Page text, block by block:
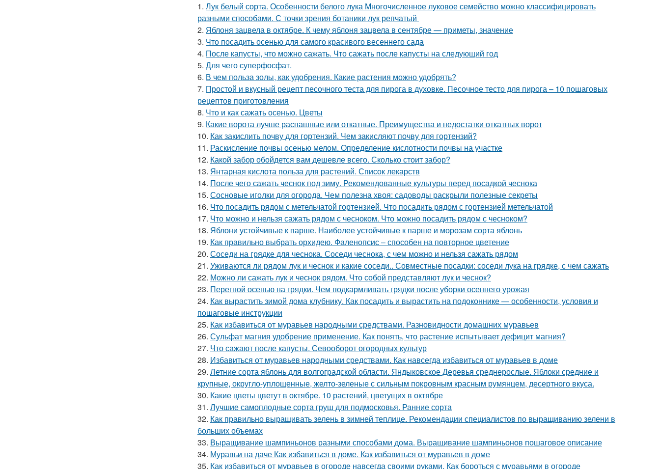
1. Лук белый сорта. Особенности белого лука Многочисленное луковое семейство можно классифицировать
разными способами. С точки зрения ботаники лук репчатый
2. Яблоня зацвела в октябре. К чему яблоня зацвела в сентябре — приметы, значение
3. Что посадить осенью для самого красивого весеннего сада
4. После капусты, что можно сажать. Что сажать после капусты на следующий год
5. Для чего суперфосфат.
6. В чем польза золы, как удобрения. Какие растения можно удобрять?
7. Простой и вкусный рецепт песочного теста для пирога в духовке. Песочное тесто для пирога – 10 пошаговых
рецептов приготовления
8. Что и как сажать осенью. Цветы
9. Какие ворота лучше распашные или откатные. Преимущества и недостатки откатных ворот
10. Как закислить почву для гортензий. Чем закисляют почву для гортензий?
11. Раскисление почвы осенью мелом. Определение кислотности почвы на участке
12. Какой забор обойдется вам дешевле всего. Сколько стоит забор?
13. Янтарная кислота польза для растений. Список лекарств
14. После чего сажать чеснок под зиму. Рекомендованные культуры перед посадкой чеснока
15. Сосновые иголки для огорода. Чем полезна хвоя: садоводы раскрыли полезные секреты
16. Что посадить рядом с метельчатой гортензией. Что посадить рядом с гортензией метельчатой
17. Что можно и нельзя сажать рядом с чесноком. Что можно посадить рядом с чесноком?
18. Яблони устойчивые к парше. Наиболее устойчивые к парше и морозам сорта яблонь
19. Как правильно выбрать орхидею. Фаленопсис – способен на повторное цветение
20. Соседи на грядке для чеснока. Соседи чеснока, с чем можно и нельзя сажать рядом
21. Уживаются ли рядом лук и чеснок и какие соседи.. Совместные посадки: соседи лука на грядке, с чем сажать
22. Можно ли сажать лук и чеснок рядом. Что собой представляют лук и чеснок?
23. Перегной осенью на грядки. Чем подкармливать грядки после уборки осеннего урожая
24. Как вырастить зимой дома клубнику. Как посадить и вырастить на подоконнике — особенности, условия и
пошаговые инструкции
25. Как избавиться от муравьев народными средствами. Разновидности домашних муравьев
26. Сульфат магния удобрение применение. Как понять, что растение испытывает дефицит магния?
27. Что сажают после капусты. Севооборот огородных культур
28. Избавиться от муравьев народными средствами. Как навсегда избавиться от муравьев в доме
29. Летние сорта яблонь для волгоградской области. Яндыковское Деревья среднерослые. Яблоки средние и
крупные, округло-уплощенные, желто-зеленые с сильным покровным красным румянцем, десертного вкуса.
30. Какие цветы цветут в октябре. 10 растений, цветущих в октябре
31. Лучшие самоплодные сорта груш для подмосковья. Ранние сорта
32. Как правильно выращивать зелень в зимней теплице. Рекомендации специалистов по выращиванию зелени в
больших объемах
33. Выращивание шампиньонов разными способами дома. Выращивание шампиньонов пошаговое описание
34. Муравьи на даче Как избавиться в доме. Как избавиться от муравьев в доме
35. Как избавиться от муравьев в огороде навсегда своими руками. Как бороться с муравьями в огороде